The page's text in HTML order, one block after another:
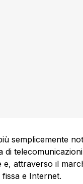
semplicemente
di
e, attraverso il
e Internet.